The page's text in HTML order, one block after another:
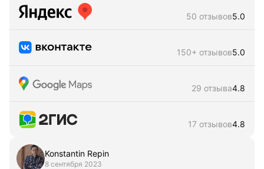
50 отзывов5.0
150+ отзывов5.0
29 отзыва4.8
17 отзывов4.8
Konstantin Repin
8 сентября 2023